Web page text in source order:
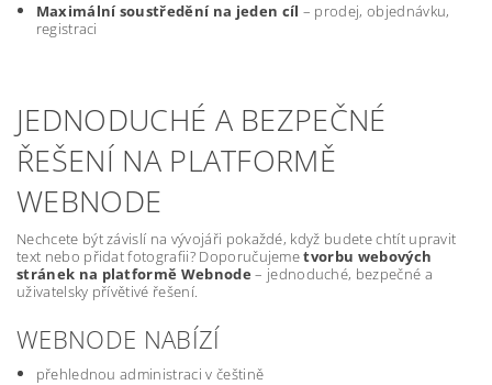
Maximální soustředění na jeden cíl – prodej, objednávku,
registraci
JEDNODUCHÉ A BEZPEČNÉ
ŘEŠENÍ NA PLATFORMĚ
WEBNODE
Nechcete být závislí na vývojáři pokaždé, když budete chtít upravit
text nebo přidat fotografii? Doporučujemetvorbu webových
stránek na platformě Webnode – jednoduché, bezpečné a
uživatelsky přívětivé řešení.
WEBNODE NABÍZÍ
přehlednou administraci v češtině